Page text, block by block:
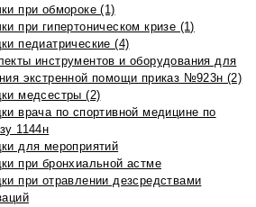
при обмороке (1)
при гипертоническом кризе (1)
педиатрические (4)
инструментов и оборудования для
экстренной помощи приказ №923н (2)
медсестры (2)
врача по спортивной медицине по
1144н
для мероприятий
при бронхиальной астме
при отравлении дезсредствами